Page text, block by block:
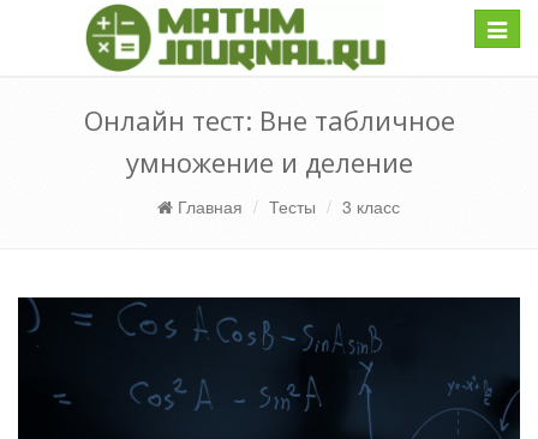
Онлайн тест: Вне табличное
умножение и деление
Главная Тесты 3 класс